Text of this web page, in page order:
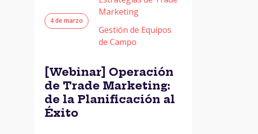
4 de marzo
Marketing
Gestión de Equipos
de Campo
[Webinar] Operación
de Trade Marketing:
de la Planificación al
Éxito